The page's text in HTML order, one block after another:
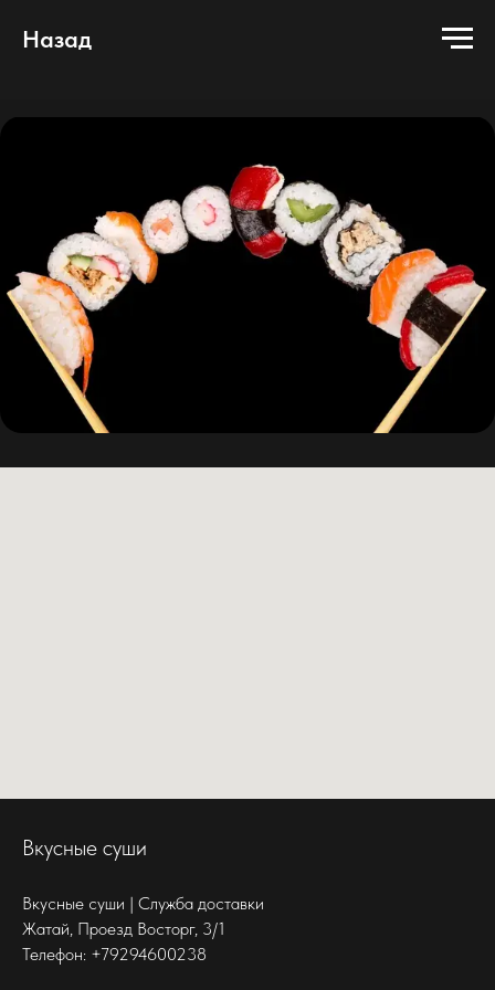
Назад
Вкусные суши
Вкусные суши | ​Служба доставки
Жатай, Проезд Восторг, 3/1
Телефон: +79294600238